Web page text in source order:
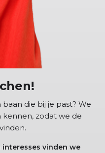
die bij je past? We
zodat we de
interesses vinden we